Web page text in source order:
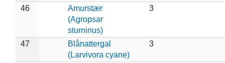
46
Amurstær
(Agropsar
sturninus)
3
47
Blånattergal
(Larvivora cyane)
3